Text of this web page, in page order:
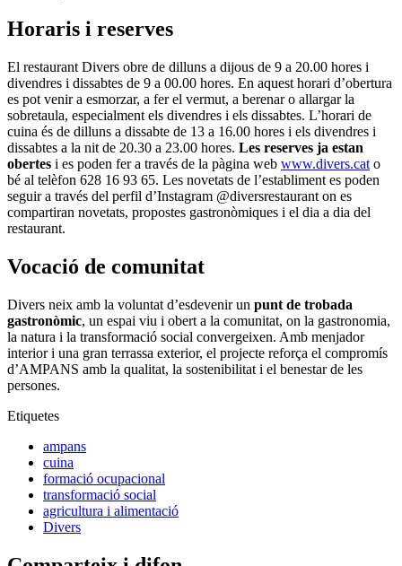
Horaris i reserves
El restaurant Divers obre de dilluns a dijous de 9 a 20.00 hores i
divendres i dissabtes de 9 a 00.00 hores. En aquest horari d’obertura
es pot venir a esmorzar, a fer el vermut, a berenar o allargar la
sobretaula, especialment els divendres i els dissabtes. L’horari de
cuina és de dilluns a dissabte de 13 a 16.00 hores i els divendres i
dissabtes a la nit de 20.30 a 23.00 hores. Les reserves ja estan
obertes i es poden fer a través de la pàgina web www.divers.cat o
bé al telèfon 628 16 93 65. Les novetats de l’establiment es poden
seguir a través del perfil d’Instagram @diversrestaurant on es
compartiran novetats, propostes gastronòmiques i el dia a dia del
restaurant.
Vocació de comunitat
Divers neix amb la voluntat d’esdevenir un punt de trobada
gastronòmic, un espai viu i obert a la comunitat, on la gastronomia,
la natura i la transformació social convergeixen. Amb menjador
interior i una gran terrassa exterior, el projecte reforça el compromís
d’AMPANS amb la qualitat, la sostenibilitat i el benestar de les
persones.
Etiquetes
ampans
cuina
formació ocupacional
transformació social
agricultura i alimentació
Divers